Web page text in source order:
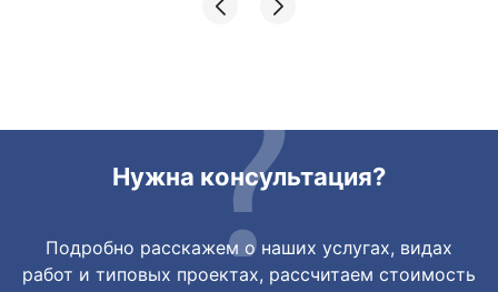
складах их переместили на один. Так же
Нужна консультация?
Подробно расскажем о наших услугах, видах
работ и типовых проектах, рассчитаем стоимость